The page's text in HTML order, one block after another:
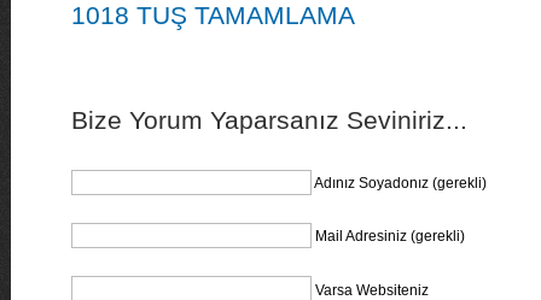
1018 TUŞ TAMAMLAMA
Bize Yorum Yaparsanız Seviniriz...
Adınız Soyadonız (gerekli)
Mail Adresiniz (gerekli)
Varsa Websiteniz